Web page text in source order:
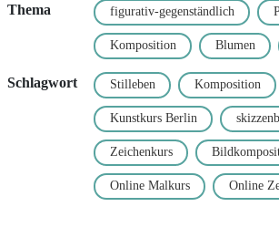
Thema figurativ-gegenständlich
Komposition Blumen
Schlagwort Stilleben Komposition
Kunstkurs Berlin
Zeichenkurs
Online Malkurs Online